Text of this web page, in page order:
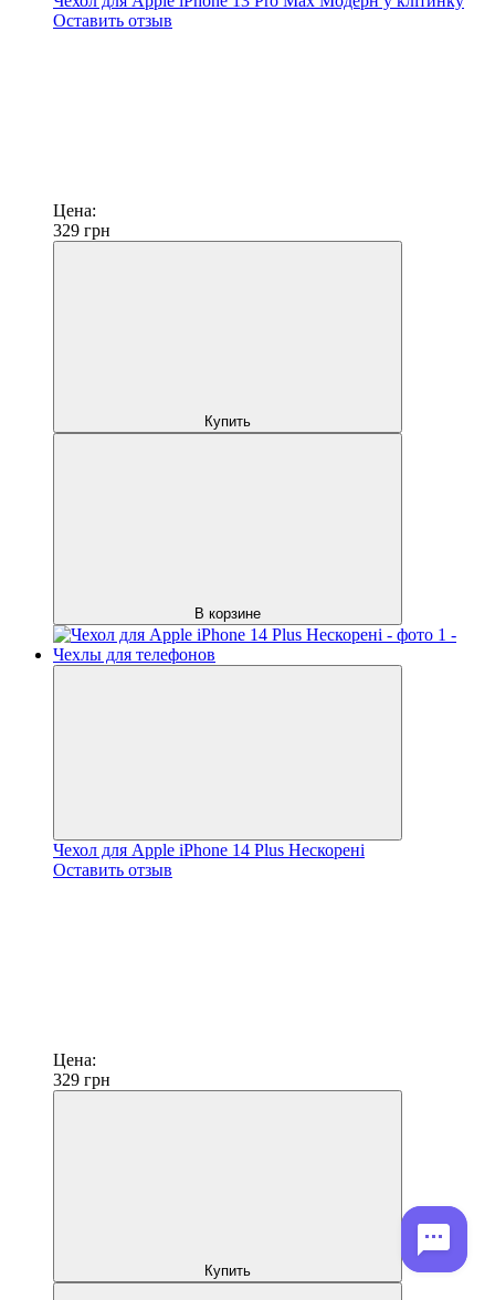
Оставить отзыв
Цена:
329 грн
Купить
В корзине
Чехол для Apple iPhone 14 Plus Нескорені
Оставить отзыв
Цена:
329 грн
Купить